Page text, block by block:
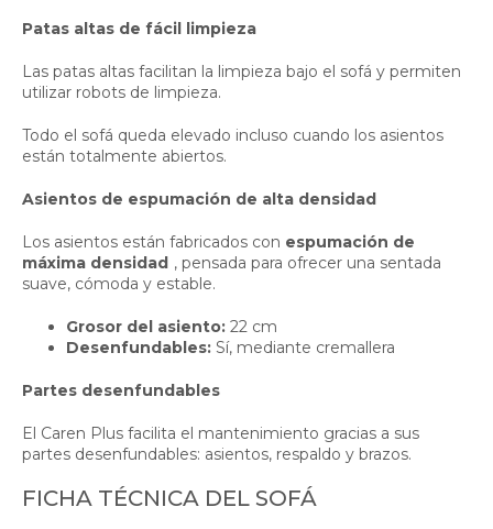
Patas altas de fácil limpieza
Las patas altas facilitan la limpieza bajo el sofá y permiten
utilizar robots de limpieza.
Todo el sofá queda elevado incluso cuando los asientos
están totalmente abiertos.
Asientos de espumación de alta densidad
Los asientos están fabricados con espumación de
máxima densidad , pensada para ofrecer una sentada
suave, cómoda y estable.
Grosor del asiento: 22 cm
Desenfundables: Sí, mediante cremallera
Partes desenfundables
El Caren Plus facilita el mantenimiento gracias a sus
partes desenfundables: asientos, respaldo y brazos.
FICHA TÉCNICA DEL SOFÁ